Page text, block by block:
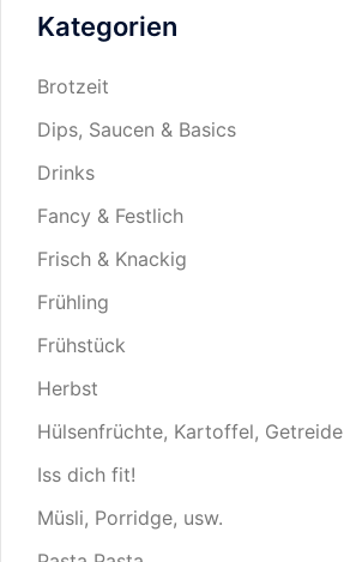
Kategorien
Brotzeit
Dips, Saucen & Basics
Drinks
Fancy & Festlich
Frisch & Knackig
Frühling
Frühstück
Herbst
Hülsenfrüchte, Kartoffel, Getreide
Iss dich fit!
Müsli, Porridge, usw.